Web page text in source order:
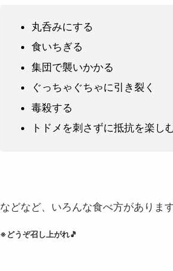
丸呑みにする
食いちぎる
集団で襲いかかる
ぐっちゃぐちゃに引き裂く
毒殺する
トドメを刺さずに抵抗を楽し
などなど、いろんな食べ方がありま
※どうぞ召し上がれ🎵